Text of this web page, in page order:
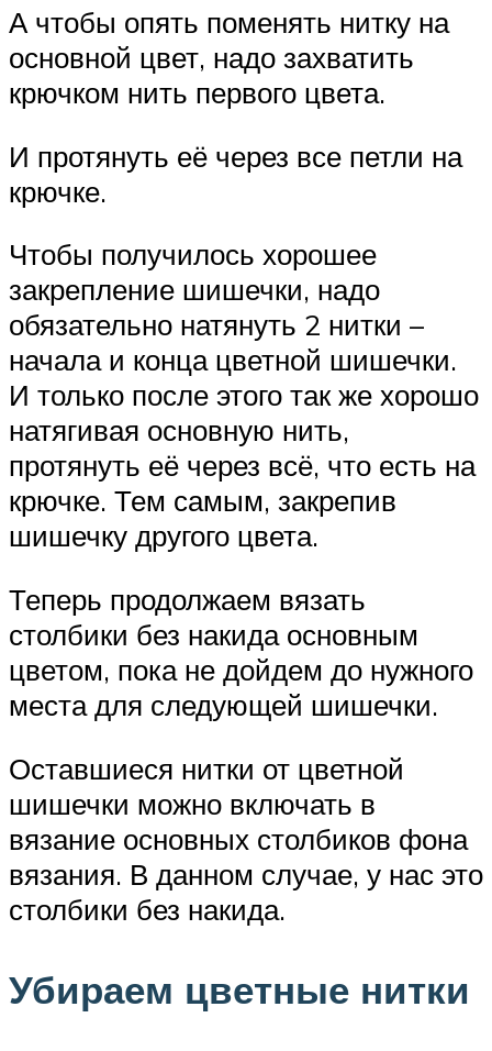
А чтобы опять поменять нитку на
основной цвет, надо захватить
крючком нить первого цвета.
И протянуть её через все петли на
крючке.
Чтобы получилось хорошее
закрепление шишечки, надо
обязательно натянуть 2 нитки –
начала и конца цветной шишечки.
И только после этого так же хорошо
натягивая основную нить,
протянуть её через всё, что есть на
крючке. Тем самым, закрепив
шишечку другого цвета.
Теперь продолжаем вязать
столбики без накида основным
цветом, пока не дойдем до нужного
места для следующей шишечки.
Оставшиеся нитки от цветной
шишечки можно включать в
вязание основных столбиков фона
вязания. В данном случае, у нас это
столбики без накида.
Убираем цветные нитки